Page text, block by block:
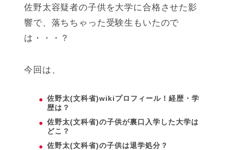
佐野太容疑者の子供を大学に合格させた影
響で、落ちちゃった受験生もいたので
は・・・？
今回は、
佐野太(文科省)wikiプロフィール！経歴・学
歴は？
佐野太(文科省)の子供が裏口入学した大学は
どこ？
佐野太(文科省)の子供は退学処分？